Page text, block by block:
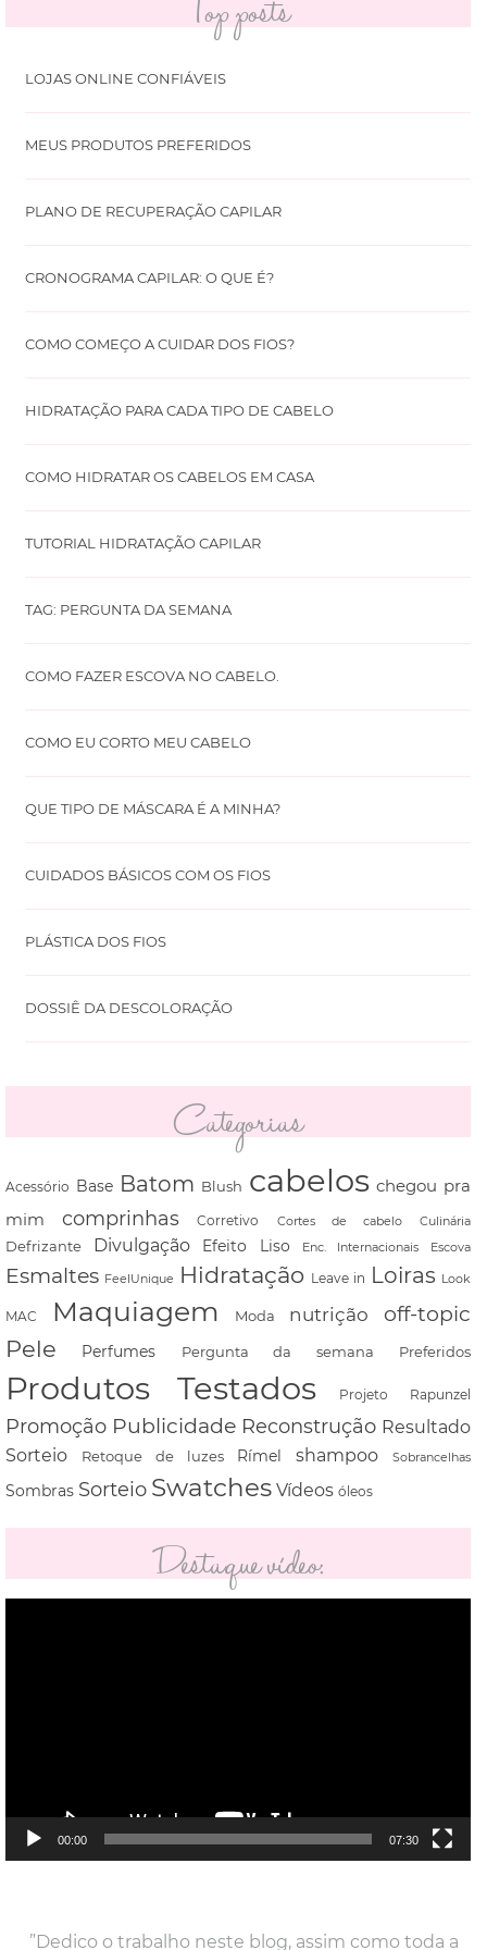
LOJAS ONLINE CONFIÁVEIS
MEUS PRODUTOS PREFERIDOS
PLANO DE RECUPERAÇÃO CAPILAR
CRONOGRAMA CAPILAR: O QUE É?
COMO COMEÇO A CUIDAR DOS FIOS?
HIDRATAÇÃO PARA CADA TIPO DE CABELO
COMO HIDRATAR OS CABELOS EM CASA
TUTORIAL HIDRATAÇÃO CAPILAR
TAG: PERGUNTA DA SEMANA
COMO FAZER ESCOVA NO CABELO.
COMO EU CORTO MEU CABELO
QUE TIPO DE MÁSCARA É A MINHA?
CUIDADOS BÁSICOS COM OS FIOS
PLÁSTICA DOS FIOS
DOSSIÊ DA DESCOLORAÇÃO
Categorias
Acessório Base Batom Blush cabelos chegou pra
mim
comprinhas Corretivo Cortes de cabelo Culinária
Defrizante Divulgação Efeito Liso Enc. Internacionais Escova
Esmaltes FeelUnique Hidratação Leave in Loiras Look
MAC Maquiagem Moda nutrição off-topic
Pele Perfumes Pergunta da semana Preferidos
Produtos Testados Projeto Rapunzel
Promoção Publicidade Reconstrução Resultado
Sorteio
Retoque de luzes Rímel shampoo Sobrancelhas
Sombras Sorteio Swatches Vídeos óleos
Destaque vídeo:
00:00 07:30
”Dedico o trabalho neste blog, assim como toda a